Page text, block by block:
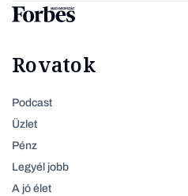
Rovatok
Podcast
Üzlet
Pénz
Legyél jobb
A jó élet